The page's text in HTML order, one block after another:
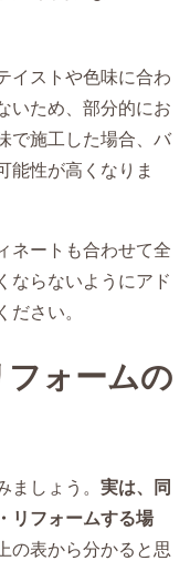
イストや色味に合わ
いため、部分的にお
で施工した場合、バ
能性が高くなりま
ネートも合わせて全
ならないようにアド
ださい。
フォームの
ましょう。 実は、同
リフォームする場
の表から分かると思